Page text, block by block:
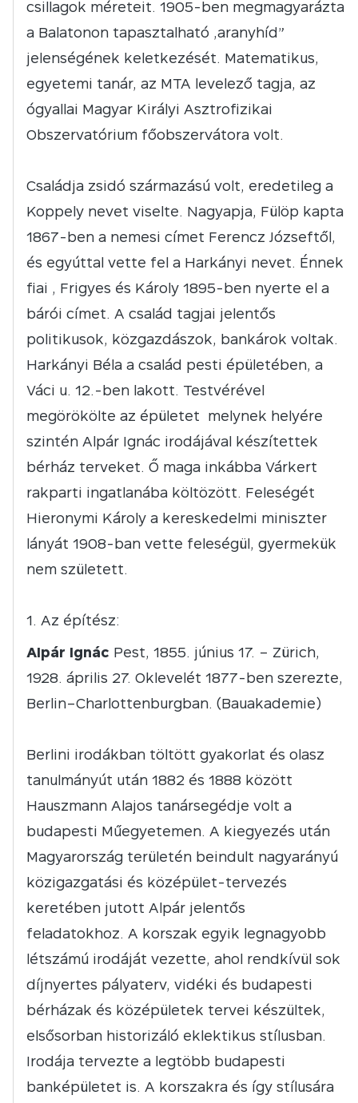
csillagok méreteit. 1905-ben megmagyarázta
a Balatonon tapasztalható „aranyhíd”
jelenségének keletkezését. Matematikus,
egyetemi tanár, az MTA levelező tagja, az
ógyallai Magyar Királyi Asztrofizikai
Obszervatórium főobszervátora volt.
Családja zsidó származású volt, eredetileg a
Koppely nevet viselte. Nagyapja, Fülöp kapta
1867-ben a nemesi címet Ferencz Józseftől,
és egyúttal vette fel a Harkányi nevet. Énnek
fiai , Frigyes és Károly 1895-ben nyerte el a
bárói címet. A család tagjai jelentős
politikusok, közgazdászok, bankárok voltak.
Harkányi Béla a család pesti épületében, a
Váci u. 12.-ben lakott. Testvérével
megörökölte az épületet melynek helyére
szintén Alpár Ignác irodájával készítettek
bérház terveket. Ő maga inkábba Várkert
rakparti ingatlanába költözött. Feleségét
Hieronymi Károly a kereskedelmi miniszter
lányát 1908-ban vette feleségül, gyermekük
nem született.
Az építész:
Alpár Ignác Pest, 1855. június 17. – Zürich,
1928. április 27. Oklevelét 1877-ben szerezte,
Berlin–Charlottenburgban. (Bauakademie)
Berlini irodákban töltött gyakorlat és olasz
tanulmányút után 1882 és 1888 között
Hauszmann Alajos tanársegédje volt a
budapesti Műegyetemen. A kiegyezés után
Magyarország területén beindult nagyarányú
közigazgatási és középület-tervezés
keretében jutott Alpár jelentős
feladatokhoz. A korszak egyik legnagyobb
létszámú irodáját vezette, ahol rendkívül sok
díjnyertes pályaterv, vidéki és budapesti
bérházak és középületek tervei készültek,
elsősorban historizáló eklektikus stílusban.
Irodája tervezte a legtöbb budapesti
banképületet is. A korszakra és így stílusára